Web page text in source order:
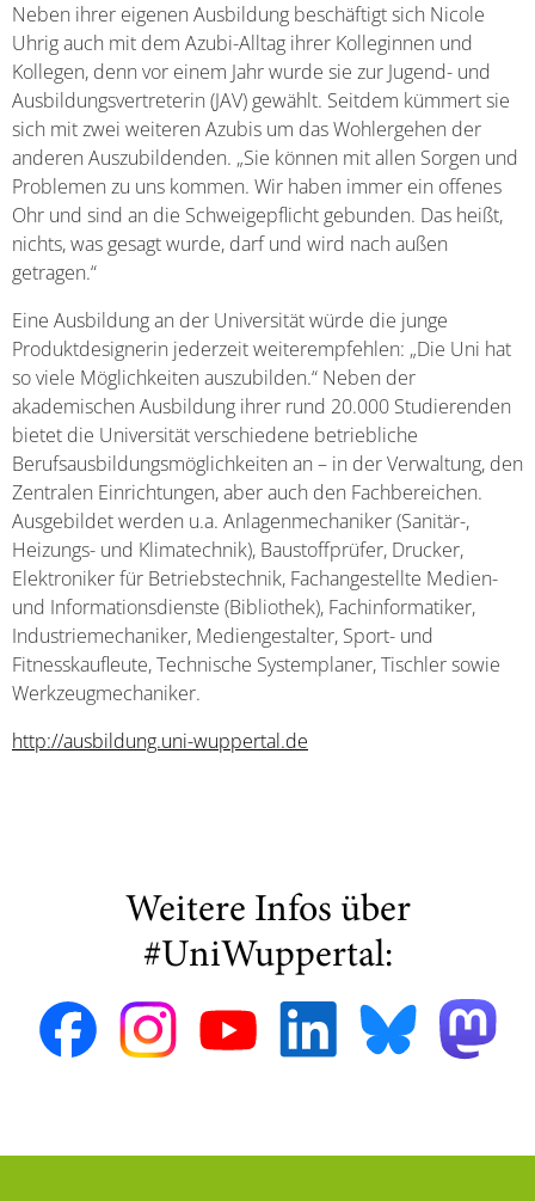
Neben ihrer eigenen Ausbildung beschäftigt sich Nicole
Uhrig auch mit dem Azubi-Alltag ihrer Kolleginnen und
Kollegen, denn vor einem Jahr wurde sie zur Jugend- und
Ausbildungsvertreterin (JAV) gewählt. Seitdem kümmert sie
sich mit zwei weiteren Azubis um das Wohlergehen der
anderen Auszubildenden. „Sie können mit allen Sorgen und
Problemen zu uns kommen. Wir haben immer ein offenes
Ohr und sind an die Schweigepflicht gebunden. Das heißt,
nichts, was gesagt wurde, darf und wird nach außen
getragen.“
Eine Ausbildung an der Universität würde die junge
Produktdesignerin jederzeit weiterempfehlen: „Die Uni hat
so viele Möglichkeiten auszubilden.“ Neben der
akademischen Ausbildung ihrer rund 20.000 Studierenden
bietet die Universität verschiedene betriebliche
Berufsausbildungsmöglichkeiten an – in der Verwaltung, den
Zentralen Einrichtungen, aber auch den Fachbereichen.
Ausgebildet werden u.a. Anlagenmechaniker (Sanitär-,
Heizungs- und Klimatechnik), Baustoffprüfer, Drucker,
Elektroniker für Betriebstechnik, Fachangestellte Medien-
und Informationsdienste (Bibliothek), Fachinformatiker,
Industriemechaniker, Mediengestalter, Sport- und
Fitnesskaufleute, Technische Systemplaner, Tischler sowie
Werkzeugmechaniker.
http://ausbildung.uni-wuppertal.de
Weitere Infos über
#UniWuppertal: